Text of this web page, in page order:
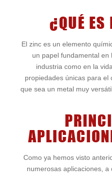
¿QUÉ ES
El zinc es un elemento
un papel fundamental en
industria como en la
propiedades únicas para el
que sea un metal muy
Como ya hemos visto
numerosas aplicaciones,